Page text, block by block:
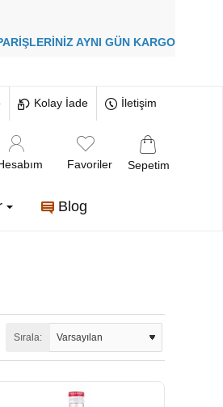
AYNI GÜN KARGO
Kolay İade İletişim
Favoriler Sepetim
Blog
Sırala: